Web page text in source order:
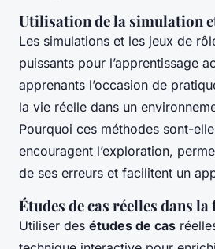
Utilisation de la simulation
Les simulations et les jeux de
puissants pour l’apprentissage
apprenants l’occasion de
la vie réelle dans un
Pourquoi ces méthodes sont-
encouragent l’exploration,
de ses erreurs et facilitent un
Études de cas réelles dans
Utiliser des études de cas